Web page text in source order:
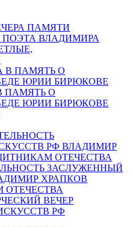
ПАМЯТИ
ВЛАДИМИРА
ПАМЯТЬ О
ЮРИИ БИРЮКОВЕ
ЗАСЛУЖЕННЫЙ
ХРАПКОВ